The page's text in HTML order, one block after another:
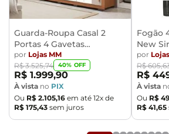
- Ao receber a mercadoria, o cliente
condições da embalagem, caso haja
assine o comprovante de
- Montagem, desmontagem e outras
de responsabilidade do cliente. Não
responsabilizamos, no ato da
escadas/elevadores ou pelo
apartamentos. Eventuais despesas
responsabilidade do comprador.
Guarda-Roupa Casal 2
Portas 4 Gavetas
Caemmun Moviment
por Lojas MM
R$ 3.525,74 40% OFF
R$ 1.999,90
À vista no PIX
Ou R$ 2.105,16 em até 12x de
R$ 175,43 sem juros
Fogão
New
por
R$ 605,
R$
À vista
Ou R$
R$ 41,65